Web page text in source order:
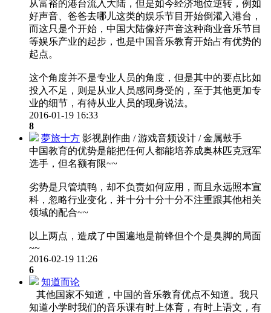
从富裕的港台流入大陆，但是如今经济地位逆转，例如
好声音、爸爸去哪儿这类的娱乐节目开始倒灌入港台，
而这只是个开始，中国大陆像好声音这种商业音乐节目
等娱乐产业的起步，也是中国音乐教育开始占有优势的
起点。
这个角度并不是专业人员的角度，但是其中的要点比如
投入不足，则是从业人员感同身受的，至于其他更加专
业的细节，有待从业人员的现身说法。
2016-01-19 16:33
8
夢旅十方 影视剧作曲 / 游戏音频设计 / 金属鼓手
中国教育的优势是能把任何人都能培养成奥林匹克冠军
选手，但名额有限~~
劣势是只管填鸭，却不负责如何应用，而且永远照本宣
科，忽略行业变化，并十分十分十分不注重跟其他相关
领域的配合~~
以上两点，造成了中国遍地是前锋但个个是臭脚的局面
~~
2016-02-19 11:26
6
知道而论
其他国家不知道，中国的音乐教育优点不知道。我只
知道小学时我们的音乐课有时上体育，有时上语文，有